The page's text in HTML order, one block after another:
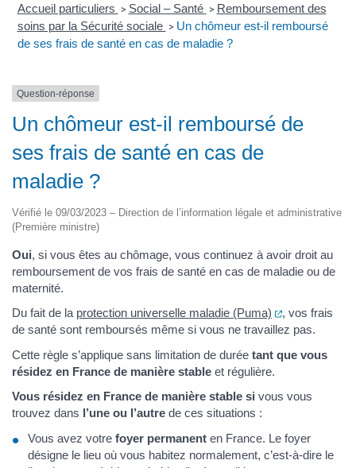
Accueil particuliers > Social – Santé > Remboursement des
soins par la Sécurité sociale > Un chômeur est-il remboursé
de ses frais de santé en cas de maladie ?
Question-réponse
Un chômeur est-il remboursé de
ses frais de santé en cas de
maladie ?
Vérifié le 09/03/2023 – Direction de l’information légale et administrative
(Première ministre)
Oui, si vous êtes au chômage, vous continuez à avoir droit au
remboursement de vos frais de santé en cas de maladie ou de
maternité.
Du fait de la protection universelle maladie (Puma) (ouverture
, vos frais
de santé sont remboursés même si vous ne travaillez pas.
Cette règle s’applique sans limitation de durée tant que vous
résidez en France de manière stable et régulière.
Vous résidez en France de manière stable si vous vous
trouvez dans l’une ou l’autre de ces situations :
Vous avez votre foyer permanent en France. Le foyer
désigne le lieu où vous habitez normalement, c’est-à-dire le